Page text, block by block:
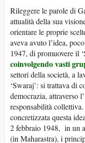
Rileggere le parole di
attualità della sua
orientare le proprie
aveva avuto l’idea,
1947, di promuovere il
coinvolgendo vasti
settori della società, a
‘Swaraj’: si trattava di
democrazia, attraverso
responsabilità
concretizzata questa
2 febbraio 1948, in un
(in Maharastra), i